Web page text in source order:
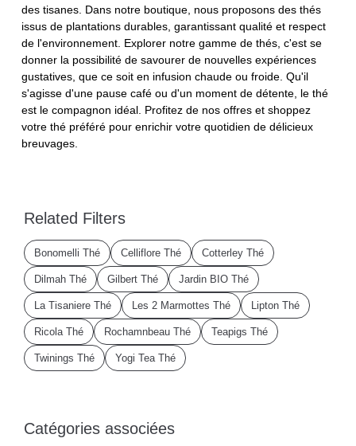
des tisanes. Dans notre boutique, nous proposons des thés
issus de plantations durables, garantissant qualité et respect
de l'environnement. Explorer notre gamme de thés, c'est se
donner la possibilité de savourer de nouvelles expériences
gustatives, que ce soit en infusion chaude ou froide. Qu'il
s'agisse d'une pause café ou d'un moment de détente, le thé
est le compagnon idéal. Profitez de nos offres et shoppez
votre thé préféré pour enrichir votre quotidien de délicieux
breuvages.
Related Filters
Bonomelli Thé Celliflore Thé Cotterley Thé
Dilmah Thé Gilbert Thé Jardin BIO Thé
La Tisaniere Thé Les 2 Marmottes Thé Lipton Thé
Ricola Thé Rochamnbeau Thé Teapigs Thé
Twinings Thé Yogi Tea Thé
Catégories associées